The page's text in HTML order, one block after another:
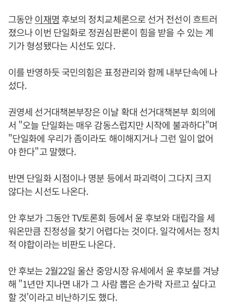
그동안이재명 후보의 정치교체론으로 선거 전선이 흐트러
졌으나 이번 단일화로 정권심판론이 힘을 받을 수 있는 계
기가 형성됐다는 시선도 있다.
이를 반영하듯 국민의힘은 표정관리와 함께 내부단속에 나
섰다.
권영세 선거대책본부장은 이날 확대 선거대책본부 회의에
서 "오늘 단일화는 매우 감동스럽지만 시작에 불과하다"며
"단일화에 우리가 좀이라도 해이해지거나 그런 일이 없어
야 한다"고 말했다.
반면 단일화 시점이나 명분 등에서 파괴력이 그다지 크지
않다는 시선도 나온다.
안 후보가 그동안 TV토론회 등에서 윤 후보와 대립각을 세
워온만큼 진정성을 찾기 어렵다는 것이다. 일각에서는 정치
적 야합이라는 비판도 나온다.
안 후보는 2월22일 울산 중앙시장 유세에서 윤 후보를 겨냥
해 "1년만 지나면 내가 그 사람 뽑은 손가락 자르고 싶다고
할 것'이라고 비난하기도 했다.